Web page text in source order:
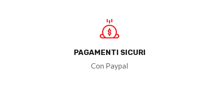
PAGAMENTI SICURI
Con Paypal